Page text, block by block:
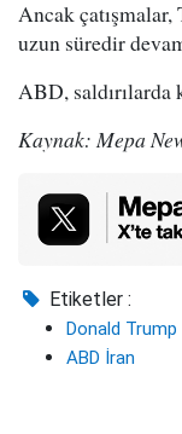
Ancak çatışmalar,
uzun süredir
ABD,
Kaynak: Mepa
Etiketler :
Donald Trump
ABD İran